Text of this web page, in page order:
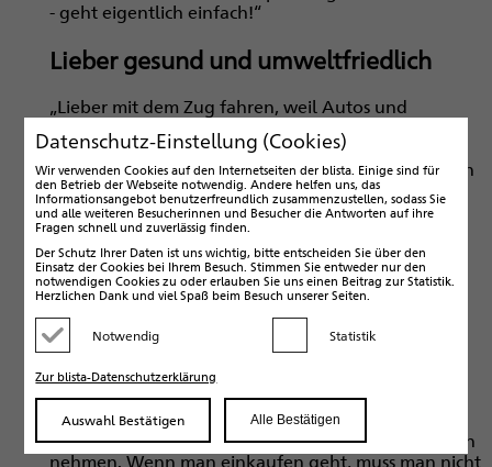
- geht eigentlich einfach!“
Lieber gesund und umweltfriedlich
„Lieber mit dem Zug fahren, weil Autos und
Flugzeuge sehr umweltschädlich sind“, lautet eine
Anregung von Monica aus der Klassenstufe 5 der
Carl-Strehl-Schule. Sie zählt zu den Gewinner*innen
des Ideenwettbewerbs und hat ihren Vorschlag in
Brailleschrift eingereicht. Monica schlägt vor: „Man
kann auch Fahrrad fahren. Das ist nicht
umweltschädlich. Man kann auch laufen. Das ist
gesund und umweltfriedlich.“ Klug und sensibel
macht sie darauf aufmerksam, dass Plastikmüll
entsteht, wenn man im Unterricht Tesafilm,
Trennblätter und Hefter aus Plastik verwendet. „Ich
finde auch das Getränkepäckchen in der Schule
unnötig. Weil der Strohhalm aus Plastik besteht.
Man könnte Glasflaschen benutzen. Die
Plastiktüten, wo die Äpfel drinne sind, könnte man
abschaffen. Statt Plastiktüten kann man Papiertüten
nehmen. Wenn man einkaufen geht, muss man nicht
Datenschutz-Einstellung (Cookies)
Wir verwenden Cookies auf den Internetseiten der blista. Einige sind für
den Betrieb der Webseite notwendig. Andere helfen uns, das
Informationsangebot benutzerfreundlich zusammenzustellen, sodass Sie
und alle weiteren Besucherinnen und Besucher die Antworten auf ihre
Fragen schnell und zuverlässig finden.
Der Schutz Ihrer Daten ist uns wichtig, bitte entscheiden Sie über den
Einsatz der Cookies bei Ihrem Besuch. Stimmen Sie entweder nur den
notwendigen Cookies zu oder erlauben Sie uns einen Beitrag zur Statistik.
Herzlichen Dank und viel Spaß beim Besuch unserer Seiten.
Notwendig Statistik
Zur blista-Datenschutzerklärung
Auswahl Bestätigen Alle Bestätigen